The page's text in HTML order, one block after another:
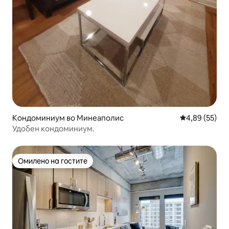
Кондоминиум во Минеаполис Просечна
4,89 (55)
Удобен кондоминиум.
Омилено на гостите
Омилено на гостите